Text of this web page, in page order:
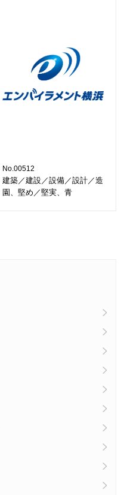
No.00512
建築／建設／設備／設計／造
園、堅め／堅実、青